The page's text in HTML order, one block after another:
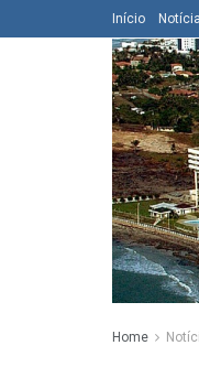
Início
Home